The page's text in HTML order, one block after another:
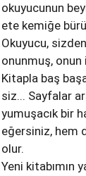
okuyucunun
ete kemiğe
Okuyucu,
onunmuş, onun
Kitapla baş
siz... Sayfalar
yumuşacık bir
eğersiniz, hem
olur.
Yeni kitabımın